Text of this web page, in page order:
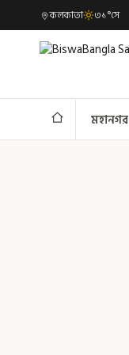
কলকাতা ৩১°সে
মহানগর